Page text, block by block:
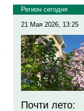
Регион сегодня
21 Мая 2026, 13:25
Почти лето: